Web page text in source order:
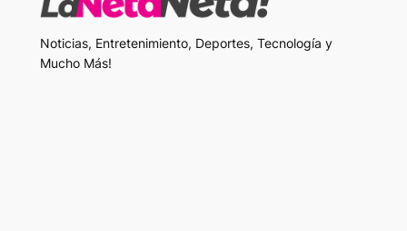
Noticias, Entretenimiento, Deportes, Tecnología y
Mucho Más!